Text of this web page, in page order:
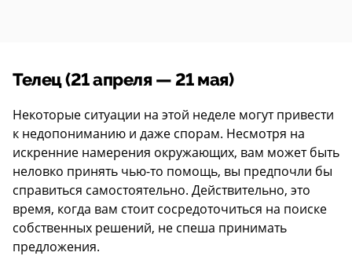
Телец (21 апреля — 21 мая)
Некоторые ситуации на этой неделе могут привести
к недопониманию и даже спорам. Несмотря на
искренние намерения окружающих, вам может быть
неловко принять чью-то помощь, вы предпочли бы
справиться самостоятельно. Действительно, это
время, когда вам стоит сосредоточиться на поиске
собственных решений, не спеша принимать
предложения.